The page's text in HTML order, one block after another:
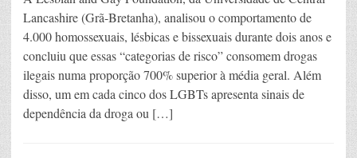
Lancashire (Grã-Bretanha), analisou o comportamento de
4.000 homossexuais, lésbicas e bissexuais durante dois anos e
concluiu que essas “categorias de risco” consomem drogas
ilegais numa proporção 700% superior à média geral. Além
disso, um em cada cinco dos LGBTs apresenta sinais de
dependência da droga ou […]